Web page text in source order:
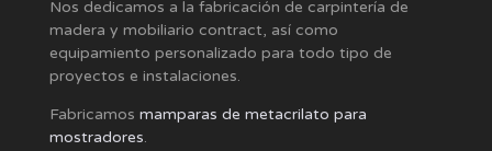
Nos dedicamos a la fabricación de carpintería de
madera y mobiliario contract, así como
equipamiento personalizado para todo tipo de
proyectos e instalaciones.
Fabricamos mamparas de metacrilato para
mostradores.